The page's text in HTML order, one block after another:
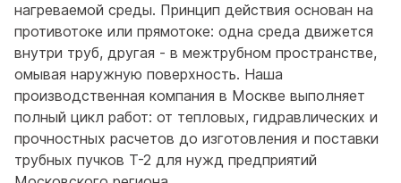
нагреваемой среды. Принцип действия основан на
противотоке или прямотоке: одна среда движется
внутри труб, другая - в межтрубном пространстве,
омывая наружную поверхность. Наша
производственная компания в Москве выполняет
полный цикл работ: от тепловых, гидравлических и
прочностных расчетов до изготовления и поставки
трубных пучков Т-2 для нужд предприятий